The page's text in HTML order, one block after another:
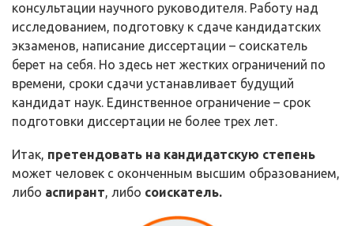
консультации научного руководителя. Работу над
исследованием, подготовку к сдаче кандидатских
экзаменов, написание диссертации – соискатель
берет на себя. Но здесь нет жестких ограничений по
времени, сроки сдачи устанавливает будущий
кандидат наук. Единственное ограничение – срок
подготовки диссертации не более трех лет.
Итак, претендовать на кандидатскую степень
может человек с оконченным высшим образованием,
либо аспирант, либо соискатель.